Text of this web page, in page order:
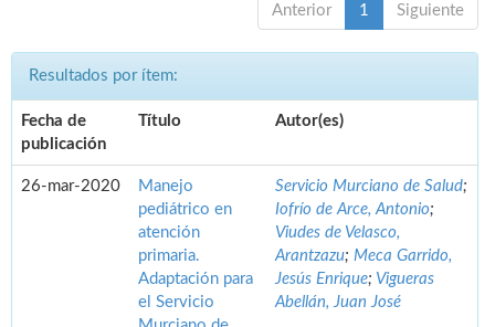
Anterior 1 Siguiente
Resultados por ítem:
Fecha de
publicación
Título Autor(es)
26-mar-2020
Manejo
pediátrico en
atención
primaria.
Adaptación para
el Servicio
Servicio Murciano de Salud;
Iofrío de Arce, Antonio;
Viudes de Velasco,
Arantzazu; Meca Garrido,
Jesús Enrique; Vigueras
Abellán, Juan José